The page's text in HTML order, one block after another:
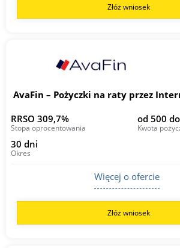
Złóż wniosek
AvaFin – Pożyczki na raty przez
RRSO 309,7%
Stopa oprocentowania
od 500
Kwota
30 dni
Okres
Więcej o ofercie
Złóż wniosek